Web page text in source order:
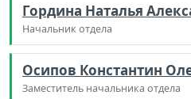
Гордина Наталья
Начальник отдела
Осипов Константин
Заместитель начальника отдела